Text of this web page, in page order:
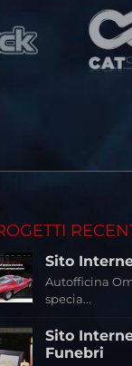
Sito
Autofficina
specia...
Sito
Funebri